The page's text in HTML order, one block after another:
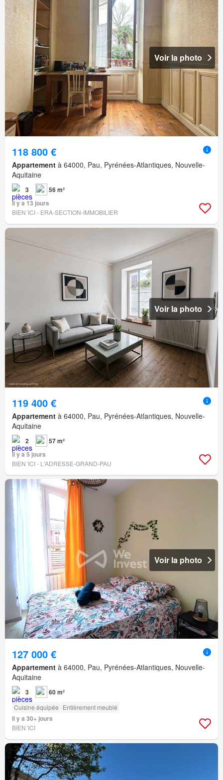
Voir la photo
118 800 €
Appartement à 64000, Pau, Pyrénées-Atlantiques, Nouvelle-
Aquitaine
3
56 m²
Il y a 13 jours
BIEN´ICI - ERA-SECTION-IMMOBILIER
Voir la photo
119 400 €
Appartement à 64000, Pau, Pyrénées-Atlantiques, Nouvelle-
Aquitaine
2
57 m²
Il y a 5 jours
BIEN´ICI - L'ADRESSE-GRAND-PAU
Voir la photo
127 000 €
Appartement à 64000, Pau, Pyrénées-Atlantiques, Nouvelle-
Aquitaine
3 60 m²
Cuisine équipée Entièrement meublé
Il y a 30+ jours
BIEN´ICI